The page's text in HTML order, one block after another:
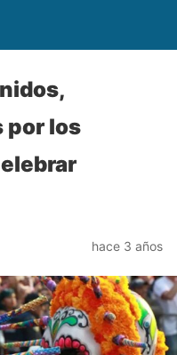
por los
hace 3 años